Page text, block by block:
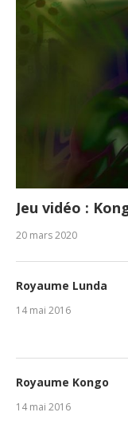
Jeu vidéo :
20 mars 2020
Royaume Lunda
14 mai 2016
Royaume Kongo
14 mai 2016